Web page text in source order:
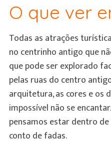
O que ver
Todas as atrações
no centrinho antigo que
que pode ser explorado
pelas ruas do centro
arquitetura, as cores e os
impossível não se
pensamos estar dentro
conto de fadas.